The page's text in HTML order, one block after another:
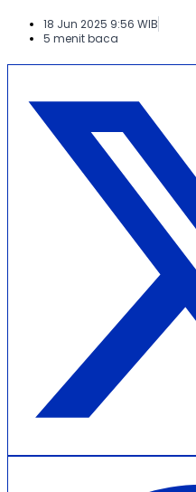
18 Jun 2025 9:56 WIB
5 menit baca